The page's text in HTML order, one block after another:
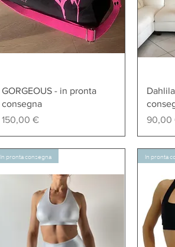
Vista rapida
GORGEOUS - in pronta
consegna
Prezzo
150,00 €
Prezzo
90,00
In pronta consegna In pronta